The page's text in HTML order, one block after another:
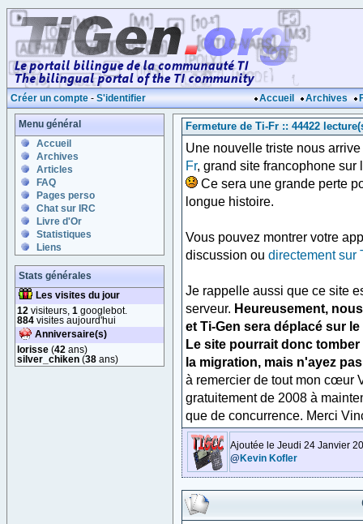
Créer un compte - S'identifier Accueil Archives
Menu général
Accueil
Archives
Articles
FAQ
Pages perso
Chat sur IRC
Livre d'Or
Statistiques
Liens
Stats générales
Les visites du jour
12 visiteurs, 1 googlebot.
884 visites aujourd'hui
Anniversaire(s)
lorisse (42 ans)
silver_chiken (38 ans)
Fermeture de Ti-Fr :: 44422
Une nouvelle triste nous
Fr, grand site francophone
Ce sera une grande perte
longue histoire.
Vous pouvez montrer votre
discussion ou directement sur
Je rappelle aussi que ce site
serveur. Heureusement,
et Ti-Gen sera déplacé sur
Le site pourrait donc
la migration, mais n'ayez
à remercier de tout mon cœur
gratuitement de 2008 à
que de concurrence. Merci
Ajoutée le Jeudi 24 Janvier
@ Kevin Kofler